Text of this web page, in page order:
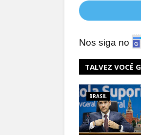
Nos siga no
TALVEZ VOCÊ
BRASIL